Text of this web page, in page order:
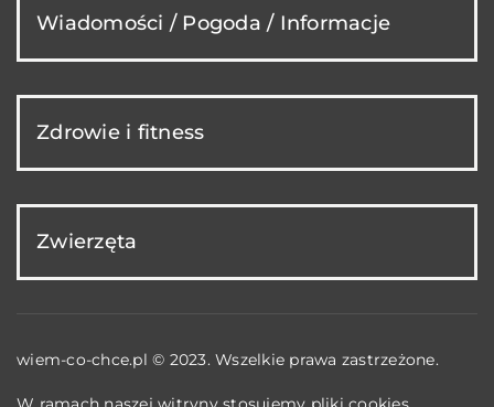
Wiadomości / Pogoda / Informacje
Zdrowie i fitness
Zwierzęta
wiem-co-chce.pl © 2023. Wszelkie prawa zastrzeżone.